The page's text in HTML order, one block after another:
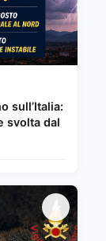
sull’Italia:
svolta dal